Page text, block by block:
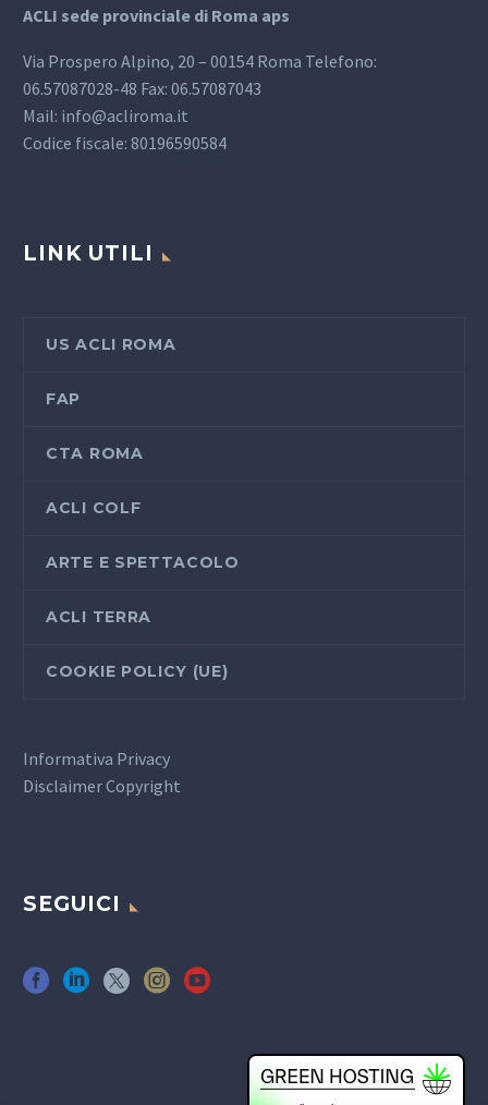
ACLI sede provinciale di Roma aps
Via Prospero Alpino, 20 – 00154 Roma Telefono:
06.57087028-48 Fax: 06.57087043
Mail: info@acliroma.it
Codice fiscale: 80196590584
LINK UTILI
US ACLI ROMA
FAP
CTA ROMA
ACLI COLF
ARTE E SPETTACOLO
ACLI TERRA
COOKIE POLICY (UE)
Informativa Privacy
Disclaimer Copyright
SEGUICI